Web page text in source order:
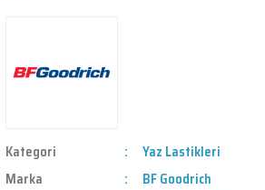
Kategori
Yaz Lastikleri
Marka
BF Goodrich